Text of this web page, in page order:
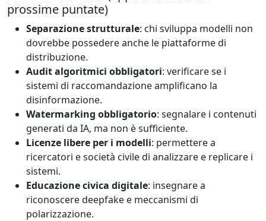
prossime puntate)
Separazione strutturale: chi sviluppa modelli non
dovrebbe possedere anche le piattaforme di
distribuzione.
Audit algoritmici obbligatori: verificare se i
sistemi di raccomandazione amplificano la
disinformazione.
Watermarking obbligatorio: segnalare i contenuti
generati da IA, ma non è sufficiente.
Licenze libere per i modelli: permettere a
ricercatori e società civile di analizzare e replicare i
sistemi.
Educazione civica digitale: insegnare a
riconoscere deepfake e meccanismi di
polarizzazione.